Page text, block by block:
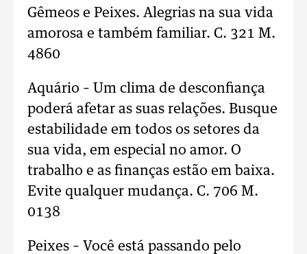
Gêmeos e Peixes. Alegrias na sua vida
amorosa e também familiar. C. 321 M.
4860
Aquário – Um clima de desconfiança
poderá afetar as suas relações. Busque
estabilidade em todos os setores da
sua vida, em especial no amor. O
trabalho e as finanças estão em baixa.
Evite qualquer mudança. C. 706 M.
0138
Peixes – Você está passando pelo